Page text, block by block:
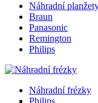
Náhradní
Braun
Panasonic
Remington
Philips
Náhradní frézky